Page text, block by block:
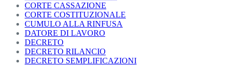
CORTE CASSAZIONE
CORTE COSTITUZIONALE
CUMULO ALLA RINFUSA
DATORE DI LAVORO
DECRETO
DECRETO RILANCIO
DECRETO SEMPLIFICAZIONI